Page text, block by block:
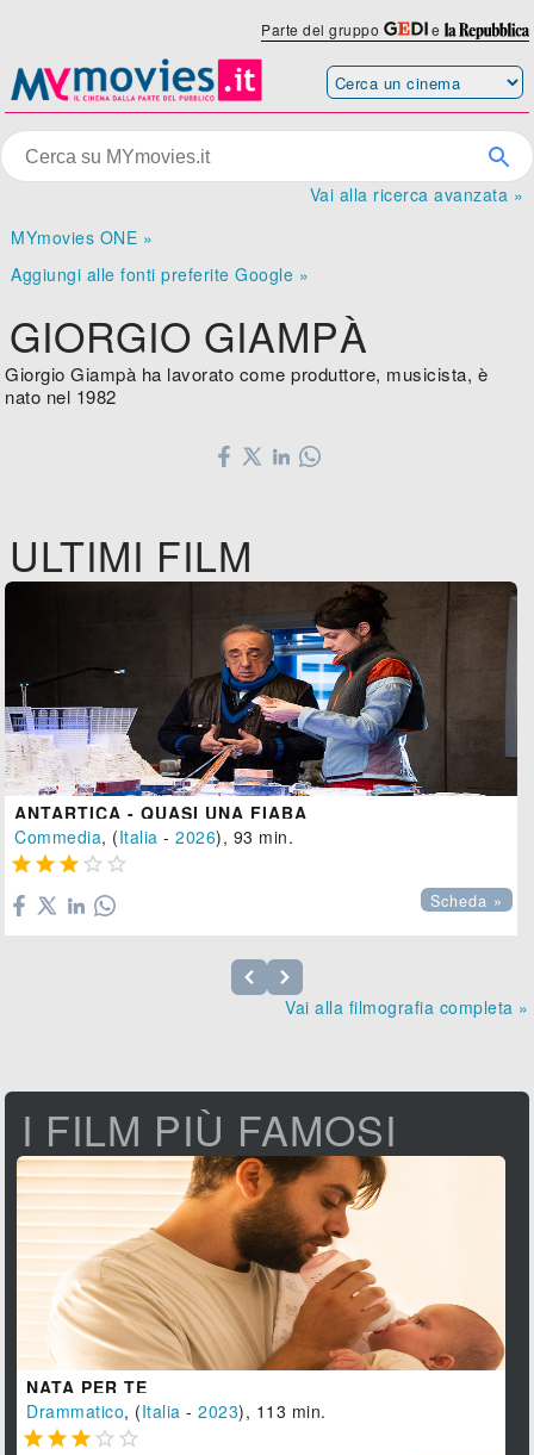
Parte del gruppo e
Vai alla ricerca avanzata »
MYmovies ONE »
Aggiungi alle fonti preferite Google »
GIORGIO GIAMPÀ
Giorgio Giampà ha lavorato come produttore, musicista, è
nato nel 1982
ULTIMI FILM
ANTARTICA - QUASI UNA FIABA
Commedia, (Italia -2026), 93 min.
    
Scheda »
Vai alla filmografia completa »
I FILM PIÙ FAMOSI
NATA PER TE
Drammatico, (Italia -2023), 113 min.
    